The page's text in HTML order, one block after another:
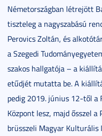
Németországban létrejött
tiszteleg a nagyszabású
Perovics Zoltán, és
a Szegedi
szakos hallgatója – a
etűdjét mutatta be. A
pedig 2019. június 12-től a
Központ lesz, majd ősszel
brüsszeli Magyar Kulturális